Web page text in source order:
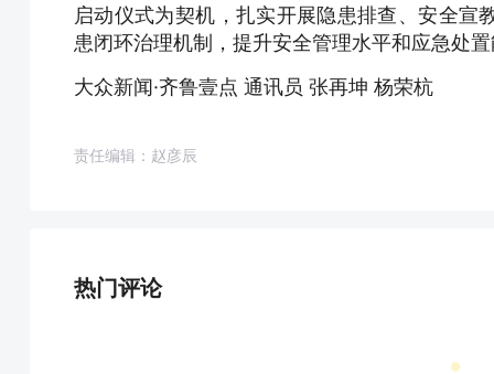
启动仪式为契机，扎实开展隐患排查、安全
患闭环治理机制，提升安全管理水平和应急处
大众新闻·齐鲁壹点 通讯员 张再坤 杨荣杭
责任编辑：赵彦辰
热门评论